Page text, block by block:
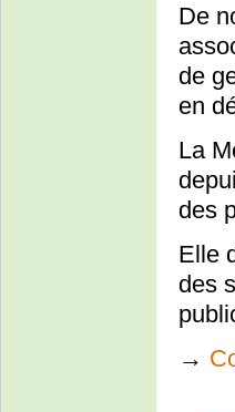
De
de
en
La
des
Elle
des
→